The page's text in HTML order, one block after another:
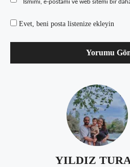
Ismimi, e-postamı ve web sitemi bir
Evet, beni posta listenize ekleyin
YILDIZ